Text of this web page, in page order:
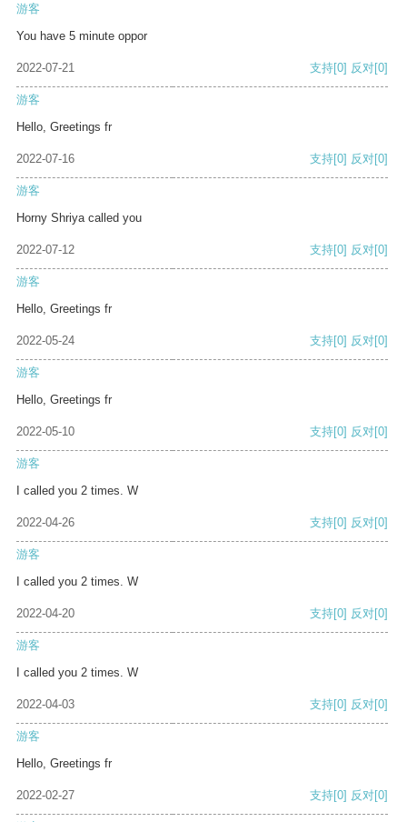
游客
You have 5 minute oppor
2022-07-21 支持[0] 反对[0]
游客
Hello, Greetings fr
2022-07-16 支持[0] 反对[0]
游客
Horny Shriya called you
2022-07-12 支持[0] 反对[0]
游客
Hello, Greetings fr
2022-05-24 支持[0] 反对[0]
游客
Hello, Greetings fr
2022-05-10 支持[0] 反对[0]
游客
I called you 2 times. W
2022-04-26 支持[0] 反对[0]
游客
I called you 2 times. W
2022-04-20 支持[0] 反对[0]
游客
I called you 2 times. W
2022-04-03 支持[0] 反对[0]
游客
Hello, Greetings fr
2022-02-27 支持[0] 反对[0]